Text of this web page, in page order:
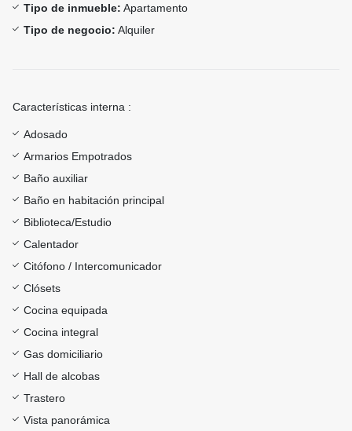
Tipo de inmueble: Apartamento
Tipo de negocio: Alquiler
Características interna :
Adosado
Armarios Empotrados
Baño auxiliar
Baño en habitación principal
Biblioteca/Estudio
Calentador
Citófono / Intercomunicador
Clósets
Cocina equipada
Cocina integral
Gas domiciliario
Hall de alcobas
Trastero
Vista panorámica